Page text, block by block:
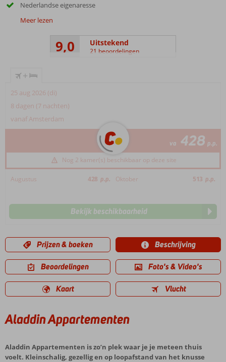
Nederlandse eigenaresse
Meer lezen
9,0 Uitstekend
21 beoordelingen
+
25 aug 2026 (di)
8 dagen (7 nachten)
vanaf Amsterdam
va 428 p.p.
Nog 2 kamer(s) beschikbaar op deze site
Augustus 428 p.p. Oktober 513 p.p.
Bekijk beschikbaarheid
Prijzen & boeken Beschrijving
Beoordelingen Foto's & Video's
Kaart Vlucht
Aladdin Appartementen
Aladdin Appartementen is zo’n plek waar je je meteen thuis
voelt. Kleinschalig, gezellig en op loopafstand van het knusse